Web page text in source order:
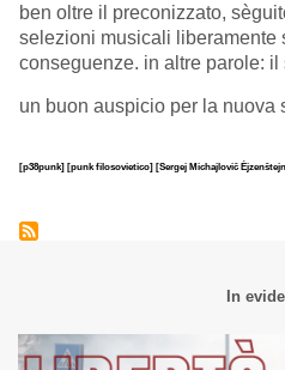
ben oltre il preconizzato,
selezioni musicali liberamente
conseguenze. in altre parole:
un buon auspicio per la nuova
[p38punk] [punk filosovietico] [Sergej Michajlovič
In